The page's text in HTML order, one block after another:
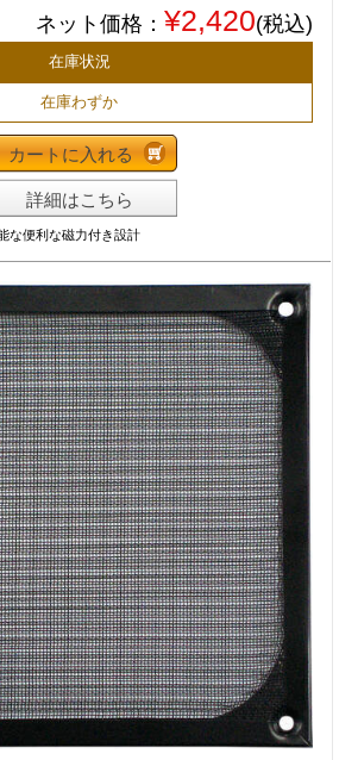
ネット価格： ¥2,420(税込)
在庫状況
在庫わずか
カートに入れる
詳細はこちら
な便利な磁力付き設計